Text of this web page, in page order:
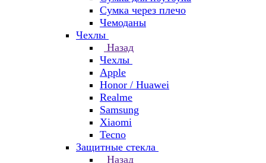
Сумка через плечо
Чемоданы
Чехлы
Назад
Чехлы
Apple
Honor / Huawei
Realme
Samsung
Xiaomi
Tecno
Защитные стекла
Назад